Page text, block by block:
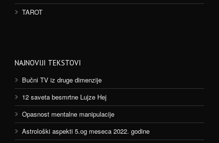
TAROT
NAJNOVIJI TEKSTOVI
Bučni TV iz druge dimenzije
12 saveta besmrtne Lujze Hej
Opasnost mentalne manipulacije
Astrološki aspekti 5.og meseca 2022. godine